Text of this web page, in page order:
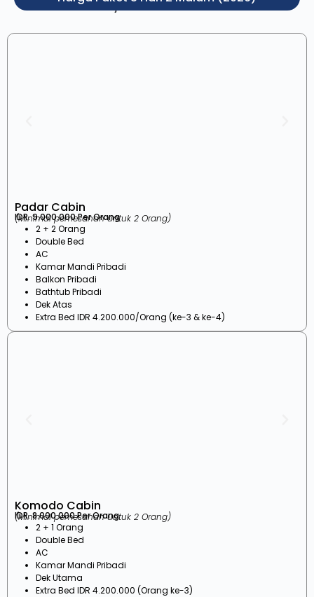
Padar Cabin
IDR. 9.000.000 Per Orang
(Minimal pemesanan untuk 2 Orang)
2 + 2 Orang
Double Bed
AC
Kamar Mandi Pribadi
Balkon Pribadi
Bathtub Pribadi
Dek Atas
Extra Bed IDR 4.200.000/Orang (ke-3 & ke-4)
Komodo Cabin
IDR. 8.000.000 Per Orang
(Minimal pemesanan untuk 2 Orang)
2 + 1 Orang
Double Bed
AC
Kamar Mandi Pribadi
Dek Utama
Extra Bed IDR 4.200.000 (Orang ke-3)